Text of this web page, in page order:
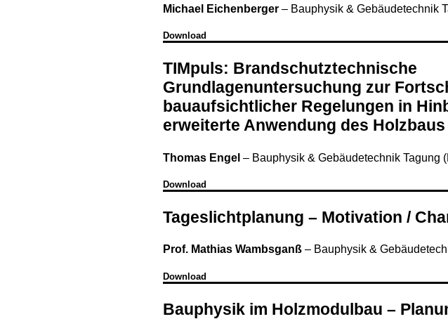
Michael Eichenberger – Bauphysik & Gebäudetechnik
Download
TIMpuls: Brandschutztechnische
Grundlagenuntersuchung zur
bauaufsichtlicher Regelungen in
erweiterte Anwendung des Holzbaus
Thomas Engel – Bauphysik & Gebäudetechnik Tagung
Download
Tageslichtplanung – Motivation /
Prof. Mathias Wambsganß – Bauphysik &
Download
Bauphysik im Holzmodulbau –